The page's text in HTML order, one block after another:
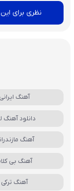
نظری برای
آهنگ ایرانی
دانلود آهنگ
آهنگ
آهنگ بی
آهنگ ترکی